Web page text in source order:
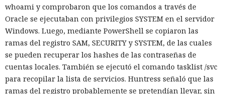
whoami y comprobaron que los comandos a través de
Oracle se ejecutaban con privilegios SYSTEM en el servidor
Windows. Luego, mediante PowerShell se copiaron las
ramas del registro SAM, SECURITY y SYSTEM, de las cuales
se pueden recuperar los hashes de las contraseñas de
cuentas locales. También se ejecutó el comando tasklist /svc
para recopilar la lista de servicios. Huntress señaló que las
ramas del registro probablemente se pretendían llevar, sin